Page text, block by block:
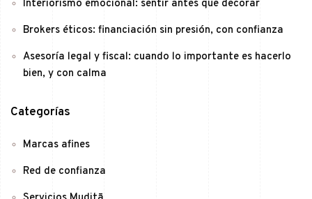
Interiorismo emocional: sentir antes que decorar
Brokers éticos: financiación sin presión, con confianza
Asesoría legal y fiscal: cuando lo importante es hacerlo
bien, y con calma
Categorías
Marcas afines
Red de confianza